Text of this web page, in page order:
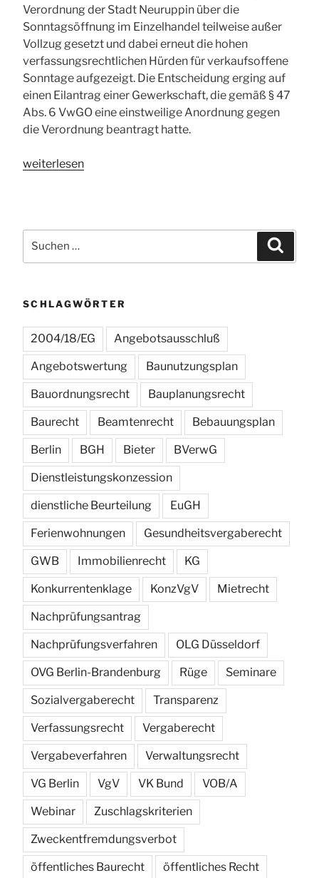
Verordnung der Stadt Neuruppin über die
Sonntagsöffnung im Einzelhandel teilweise außer
Vollzug gesetzt und dabei erneut die hohen
verfassungsrechtlichen Hürden für verkaufsoffene
Sonntage aufgezeigt. Die Entscheidung erging auf
einen Eilantrag einer Gewerkschaft, die gemäß § 47
Abs. 6 VwGO eine einstweilige Anordnung gegen
die Verordnung beantragt hatte.
„Hohe
Sonntage“
weiterlesen
nach:
SCHLAGWÖRTER
2004/18/EG Angebotsausschluß
Angebotswertung Baunutzungsplan
Bauordnungsrecht Bauplanungsrecht
Baurecht Beamtenrecht Bebauungsplan
Berlin BGH Bieter BVerwG
Dienstleistungskonzession
dienstliche Beurteilung EuGH
Ferienwohnungen Gesundheitsvergaberecht
GWB Immobilienrecht KG
Konkurrentenklage KonzVgV Mietrecht
Nachprüfungsantrag
Nachprüfungsverfahren OLG Düsseldorf
OVG Berlin-Brandenburg Rüge Seminare
Sozialvergaberecht Transparenz
Verfassungsrecht Vergaberecht
Vergabeverfahren Verwaltungsrecht
VG Berlin VgV VK Bund VOB/A
Webinar Zuschlagskriterien
Zweckentfremdungsverbot
öffentliches Baurecht öffentliches Recht